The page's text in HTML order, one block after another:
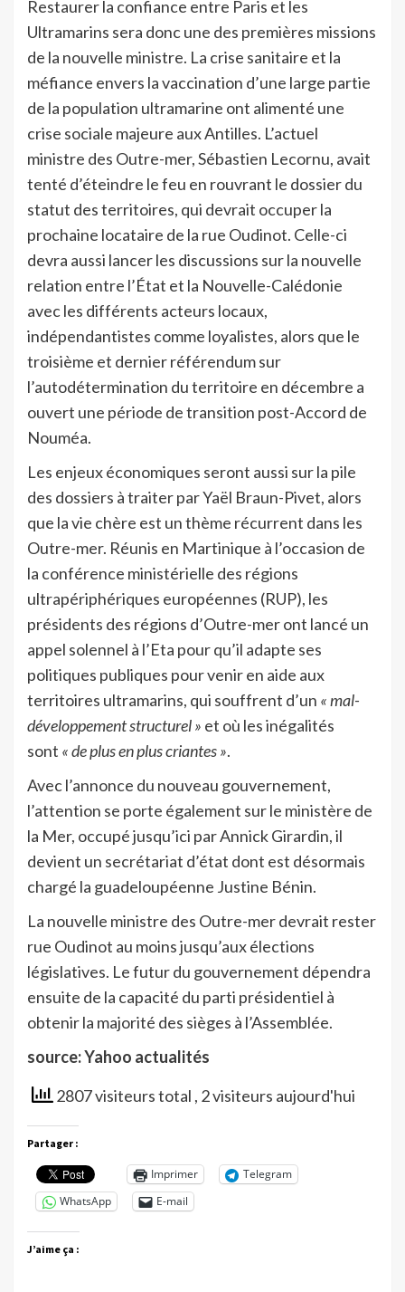
Restaurer la confiance entre Paris et les
Ultramarins sera donc une des premières missions
de la nouvelle ministre. La crise sanitaire et la
méfiance envers la vaccination d’une large partie
de la population ultramarine ont alimenté une
crise sociale majeure aux Antilles. L’actuel
ministre des Outre-mer, Sébastien Lecornu, avait
tenté d’éteindre le feu en rouvrant le dossier du
statut des territoires, qui devrait occuper la
prochaine locataire de la rue Oudinot. Celle-ci
devra aussi lancer les discussions sur la nouvelle
relation entre l’État et la Nouvelle-Calédonie
avec les différents acteurs locaux,
indépendantistes comme loyalistes, alors que le
troisième et dernier référendum sur
l’autodétermination du territoire en décembre a
ouvert une période de transition post-Accord de
Nouméa.
Les enjeux économiques seront aussi sur la pile
des dossiers à traiter par Yaël Braun-Pivet, alors
que la vie chère est un thème récurrent dans les
Outre-mer. Réunis en Martinique à l’occasion de
la conférence ministérielle des régions
ultrapériphériques européennes (RUP), les
présidents des régions d’Outre-mer ont lancé un
appel solennel à l’Eta pour qu’il adapte ses
politiques publiques pour venir en aide aux
territoires ultramarins, qui souffrent d’un « mal-
développement structurel » et où les inégalités
sont « de plus en plus criantes ».
Avec l’annonce du nouveau gouvernement,
l’attention se porte également sur le ministère de
la Mer, occupé jusqu’ici par Annick Girardin, il
devient un secrétariat d’état dont est désormais
chargé la guadeloupéenne Justine Bénin.
La nouvelle ministre des Outre-mer devrait rester
rue Oudinot au moins jusqu’aux élections
législatives. Le futur du gouvernement dépendra
ensuite de la capacité du parti présidentiel à
obtenir la majorité des sièges à l’Assemblée.
source: Yahoo actualités
2807 visiteurs total , 2 visiteurs aujourd'hui
Partager :
Imprimer
Telegram
WhatsApp
E-mail
J’aime ça :